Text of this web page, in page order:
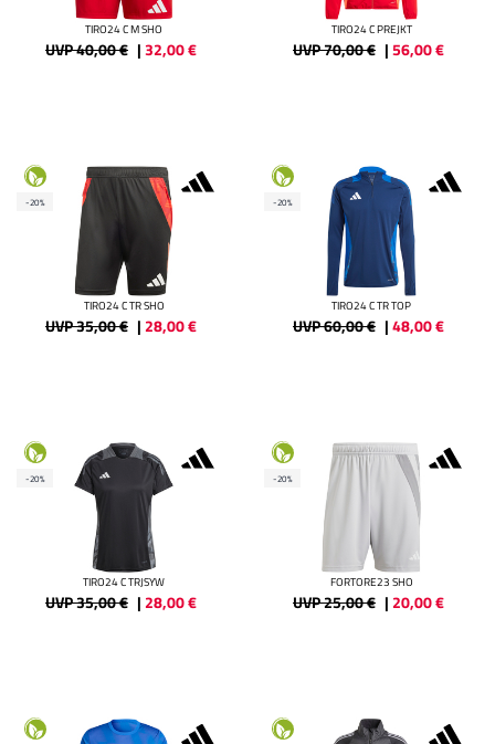
TIRO24 C M SHO
UVP 40,00 € |32,00€
TIRO24 C PREJKT
UVP 70,00 € |56,00€
-20%
TIRO24 C TR SHO
UVP 35,00 € |28,00€
-20%
TIRO24 C TR TOP
UVP 60,00 € |48,00€
-20%
TIRO24 C TRJSYW
UVP 35,00 € |28,00€
-20%
FORTORE23 SHO
UVP 25,00 € |20,00€